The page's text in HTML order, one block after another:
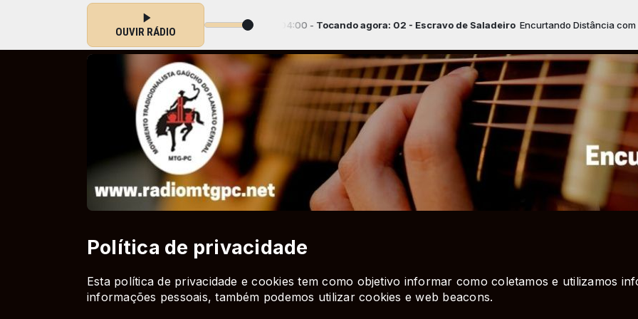
OUVIR RÁDIO
Distância com Mauro Magno Machado das 02:00 às 04:00 -Tocando agora: 02 - Escravo de Saladeiro Encurtando Distância com
Política de privacidade
Esta política de privacidade e cookies tem como objetivo informar como coletamos e utilizamos
informações pessoais, também podemos utilizar cookies e web beacons.